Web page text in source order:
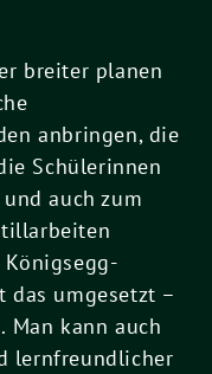
breiter planen
anbringen, die
Schülerinnen
auch zum
das umgesetzt –
Man kann auch
lernfreundlicher